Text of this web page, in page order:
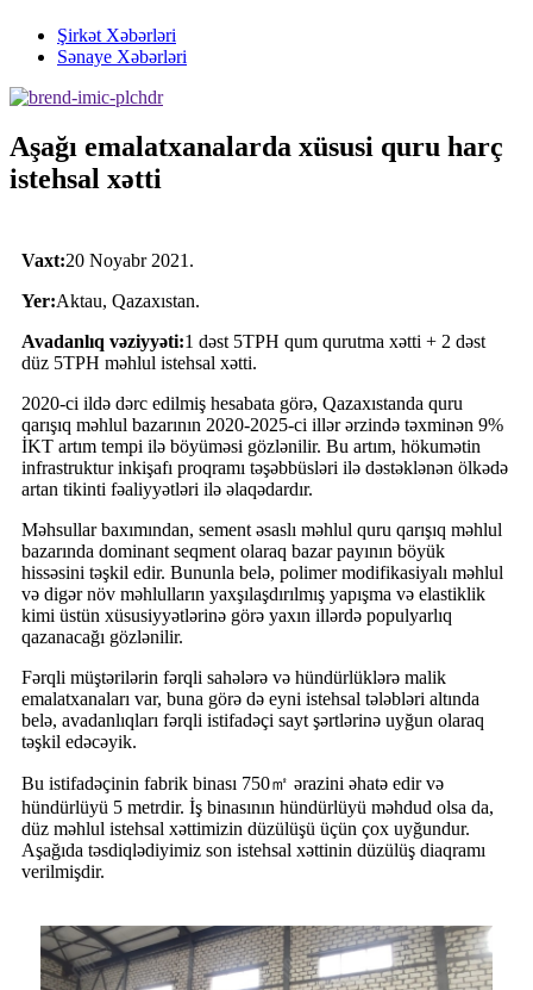
Şirkət Xəbərləri
Sənaye Xəbərləri
Aşağı emalatxanalarda xüsusi quru harç
istehsal xətti
Vaxt:20 Noyabr 2021.
Yer:Aktau, Qazaxıstan.
Avadanlıq vəziyyəti:1 dəst 5TPH qum qurutma xətti + 2 dəst
düz 5TPH məhlul istehsal xətti.
2020-ci ildə dərc edilmiş hesabata görə, Qazaxıstanda quru
qarışıq məhlul bazarının 2020-2025-ci illər ərzində təxminən 9%
İKT artım tempi ilə böyüməsi gözlənilir. Bu artım, hökumətin
infrastruktur inkişafı proqramı təşəbbüsləri ilə dəstəklənən ölkədə
artan tikinti fəaliyyətləri ilə əlaqədardır.
Məhsullar baxımından, sement əsaslı məhlul quru qarışıq məhlul
bazarında dominant seqment olaraq bazar payının böyük
hissəsini təşkil edir. Bununla belə, polimer modifikasiyalı məhlul
və digər növ məhlulların yaxşılaşdırılmış yapışma və elastiklik
kimi üstün xüsusiyyətlərinə görə yaxın illərdə populyarlıq
qazanacağı gözlənilir.
Fərqli müştərilərin fərqli sahələrə və hündürlüklərə malik
emalatxanaları var, buna görə də eyni istehsal tələbləri altında
belə, avadanlıqları fərqli istifadəçi sayt şərtlərinə uyğun olaraq
təşkil edəcəyik.
Bu istifadəçinin fabrik binası 750㎡ ərazini əhatə edir və
hündürlüyü 5 metrdir. İş binasının hündürlüyü məhdud olsa da,
düz məhlul istehsal xəttimizin düzülüşü üçün çox uyğundur.
Aşağıda təsdiqlədiyimiz son istehsal xəttinin düzülüş diaqramı
verilmişdir.